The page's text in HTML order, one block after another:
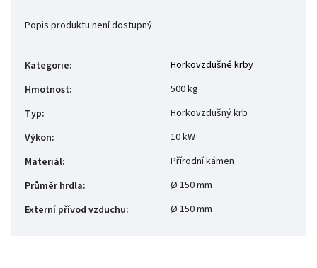
Popis produktu není dostupný
Kategorie:
Horkovzdušné krby
Hmotnost:
500 kg
Typ:
Horkovzdušný krb
Výkon:
10 kW
Materiál:
Přírodní kámen
Průměr hrdla:
Ø 150 mm
Externí přívod vzduchu: Ø 150 mm